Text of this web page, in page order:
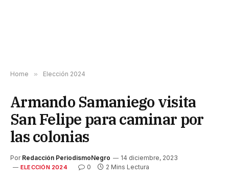
Home » Elección 2024
Armando Samaniego visita
San Felipe para caminar por
las colonias
Por Redacción PeriodismoNegro 14 diciembre, 2023
ELECCIÓN 2024 0 2 Mins Lectura